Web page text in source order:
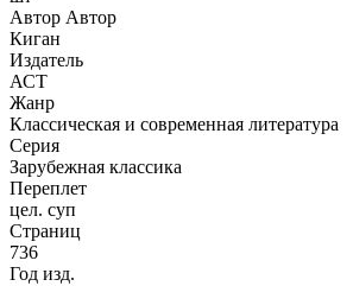
Автор Автор
Киган
Издатель
АСТ
Жанр
Классическая и современная литература
Серия
Зарубежная классика
Переплет
цел. суп
Страниц
736
Год изд.